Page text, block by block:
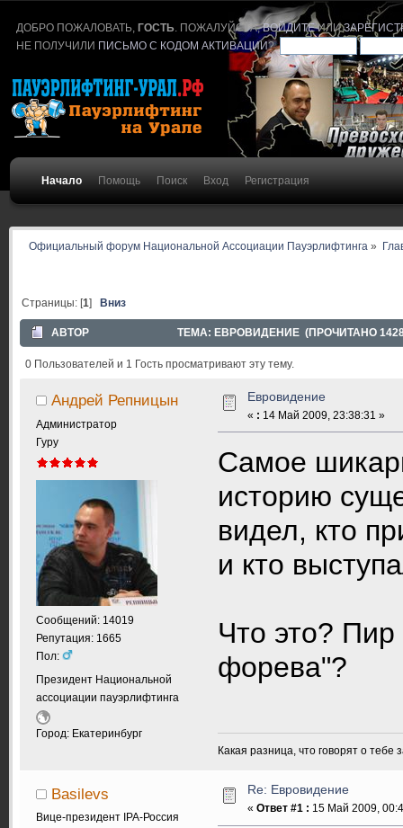
ДОБРО ПОЖАЛОВАТЬ,ГОСТЬ . ПОЖАЛУЙСТА,ВОЙДИТЕИЛИ
НЕ ПОЛУЧИЛИ ПИСЬМО С КОДОМ АКТИВАЦИИ?
Начало Помощь Поиск Вход Регистрация
Официальный форум Национальной Ассоциации Пауэрлифтинга »
Страницы: [1]Вниз
АВТОР ТЕМА: ЕВРОВИДЕНИЕ (ПРОЧИТАНО
0 Пользователей и 1 Гость просматривают эту тему.
Андрей Репницын
Администратор
Гуру
Сообщений: 14019
Репутация: 1665
Пол:
Президент Национальной
ассоциации пауэрлифтинга
Город: Екатеринбург
Евровидение
« : 14 Май 2009, 23:38:31 »
Самое
историю
видел, кто
и кто
Что это?
форева"?
Какая разница, что говорят о
Basilevs
Вице-президент IPA-Россия
Re: Евровидение
« Ответ #1 : 15 Май 2009,